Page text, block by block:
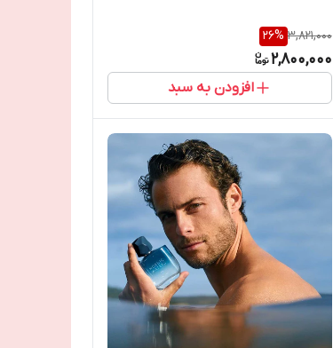
3,821,000
26%
2,800,000
افزودن به سبد